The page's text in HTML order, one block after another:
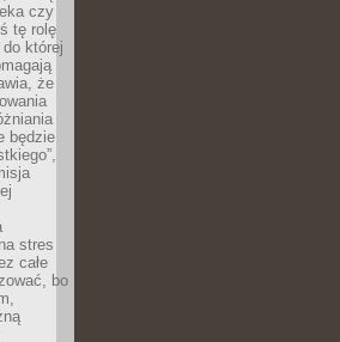
czy
tę rolę
do której
że
będzie
stres
całe
bo